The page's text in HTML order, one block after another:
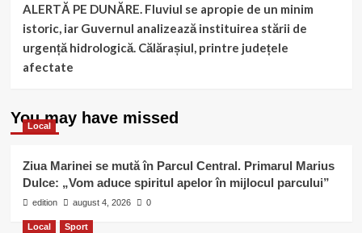
ALERTĂ PE DUNĂRE. Fluviul se apropie de un minim
istoric, iar Guvernul analizează instituirea stării de
urgență hidrologică. Călărașiul, printre județele
afectate
You may have missed
Local
Ziua Marinei se mută în Parcul Central. Primarul Marius
Dulce: „Vom aduce spiritul apelor în mijlocul parcului”
edition august 4, 2026 0
Local Sport